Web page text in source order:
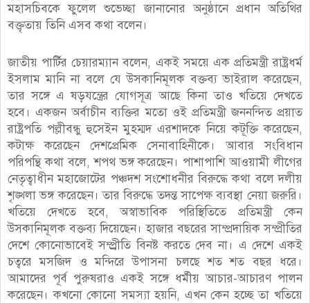
মহাসচিবকে ফুলেল শুভেচ্ছা জানানোর অনুষ্ঠানে প্রধান অতিথির
বক্তৃতায় তিনি এসব কথা বলেন।
জাতীয় পার্টির চেয়ারম্যান বলেন, একই সময়ে এক প্রতিমন্ত্রী রাষ্ট্রধর্ম
ইসলাম মানি না বলে যে উসকানিমূলক বক্তব্য ভাইরাল করেছেন,
তার সঙ্গে এ ষড়যন্ত্রের যোগসূত্র আছে কিনা তাও খতিয়ে দেখতে
হবে। একজন অর্বাচীন ব্যক্তির মতো ওই প্রতিমন্ত্রী জননন্দিত প্রয়াত
রাষ্ট্রপতি পল্লীবন্ধু হুসেইন মুহম্মদ এরশাদকে নিয়ে কটূক্তি করেছেন,
কটাক্ষ করেছেন দেশপ্রেমিক সেনাবাহিনীকে। আবার সংবিধান
পরিপন্থি কথা বলে, শপথ ভঙ্গ করেছেন। পাশাপাশি আওয়ামী লীগের
নেতৃত্বাধীন মহাজোটের পঞ্চদশ সংশোধনীর বিরুদ্ধে কথা বলে দলীয়
শৃঙ্খলা ভঙ্গ করেছেন। তার বিরুদ্ধে তদন্ত সাপেক্ষ ব্যবস্থা নেয়া জরুরি।
খতিয়ে দেখতে হবে, অস্বাভাবিক পরিস্থিতিতে প্রতিমন্ত্রী কেন
উসকানিমূলক বক্তব্য দিয়েছেন। হাজার বছরের সাম্প্রদায়িক সম্প্রীতির
দেশে কোনোভাবেই সম্প্র্রীতি বিনষ্ট করতে দেব না। এ দেশে একই
চত্বরে মসজিদ ও মন্দিরে উপাসনা চলছে শত শত বছর ধরে।
আমাদের পূর্ব পুরুষরাও একই সঙ্গে ধর্মীয় আচার-আচারণ পালন
করেছেন। কখনো কোনো সমস্যা হয়নি, এখন কেন হচ্ছে তা খতিয়ে